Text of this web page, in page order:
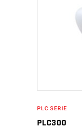
PLC SERIE
PLC300